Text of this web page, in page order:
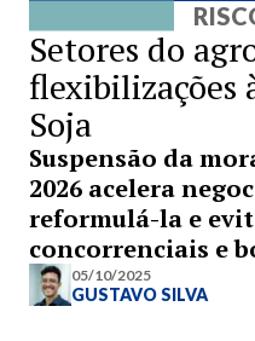
Setores do
flexibilizações
Soja
Suspensão da
2026 acelera
reformulá-la e
concorrenciais e
05/10/2025
GUSTAVO SILVA